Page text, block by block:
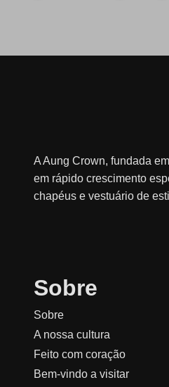
A Aung Crown, fundada
em rápido crescimento
chapéus e vestuário de
Sobre
Sobre
A nossa cultura
Feito com coração
Bem-vindo a visitar